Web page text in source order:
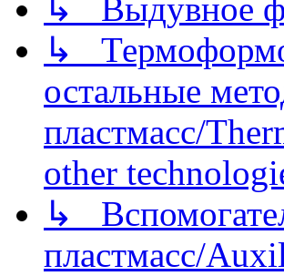
↳ Выдувное
↳
остальные
пластмасс/
other
↳
пластмасс/